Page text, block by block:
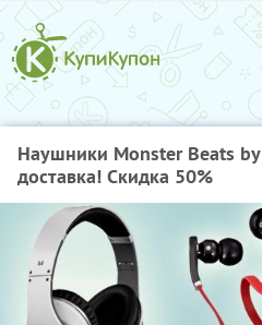
Наушники Monster Beats by
доставка! Скидка 50%